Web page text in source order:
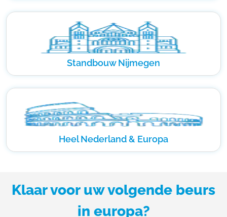
Standbouw Nijmegen
Heel Nederland & Europa
Klaar voor uw volgende beurs
in europa?